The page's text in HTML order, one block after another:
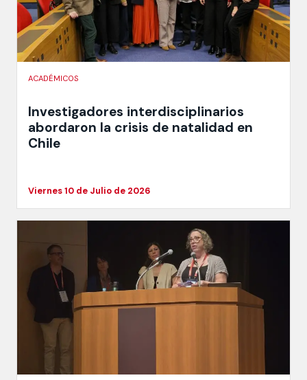
ACADÉMICOS
Investigadores interdisciplinarios
abordaron la crisis de natalidad en
Chile
Viernes 10 de Julio de 2026